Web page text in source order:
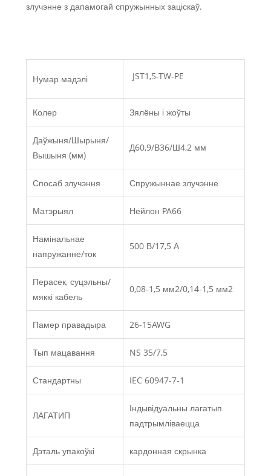
злучэнне з дапамогай спружынных заціскаў.
Нумар мадэлі JST1,5-TW-PE
Колер Зялёны і жоўты
Даўжыня/Шырыня/
Вышыня (мм)
Д60,9/В36/Ш4,2 мм
Спосаб злучэння Спружыннае злучэнне
Матэрыял Нейлон PA66
Намінальнае
напружанне/ток
500 В/17,5 А
Перасек, суцэльны/
мяккі кабель
0,08-1,5 мм2/0,14-1,5 мм2
Памер правадыра 26-15AWG
Тып мацавання NS 35/7,5
Стандартны IEC 60947-7-1
ЛАГАТИП
Індывідуальны лагатып
падтрымліваецца
Дэталь упакоўкі кардонная скрынка